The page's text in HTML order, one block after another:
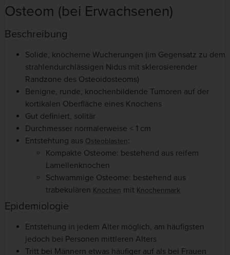
Osteom (bei Erwachsenen)
Beschreibung
Solide, knöcherne Wucherungen (im Gegensatz zu dem
strahlendurchlässigen Nidus mit sklerosierender
Randzone des Osteoidosteoms)
Benigne, runde, knochenbildende Tumoren auf der
kortikalen Oberfläche eines Knochens
Gut definiert, solitär
Durchmesser normalerweise < 1 cm
Entstehtung aus Osteoblasten:
Kompakte Osteome: bestehend aus reifem
Lamellenknochen
Schwammige Osteome: bestehend aus
trabekulären Knochen mit Knochenmark
Epidemiologie
Entstehung in jedem Alter möglich, am häufigsten
jedoch bei Personen mittleren Alters
Tritt bei Männern etwas häufiger auf als bei Frauen